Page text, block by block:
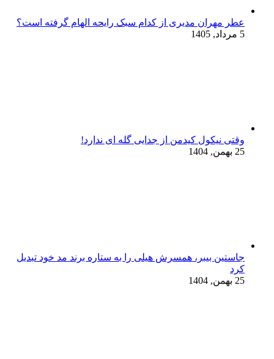
عطر مهران مدیری از کدام سبک رایحه الهام گرفته است؟
5 مرداد, 1405
وقتی نیکول کیدمن از جدایی گله ای ندارد!
25 بهمن, 1404
جاستین بیبر، همسرش هیلی را به ستاره برند مد خود تبدیل
کرد
25 بهمن, 1404